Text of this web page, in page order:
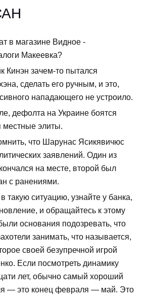
в магазине Видное -
Макеевка?
Кинэн зачем-то пытался
сделать его ручным, и это,
нападающего не устроило.
дефолта на Украине боятся
местные элиты.
что Шарунас Ясикявичюс
заявлений. Один из
на месте, второй был
с ранениями.
такую ситуацию, узнайте у банка,
и обращайтесь к этому
основания подозревать, что
занимать, что называется,
своей безупречной игрой
Если посмотреть динамику
лет, обычно самый хороший
— это конец февраля — май. Это